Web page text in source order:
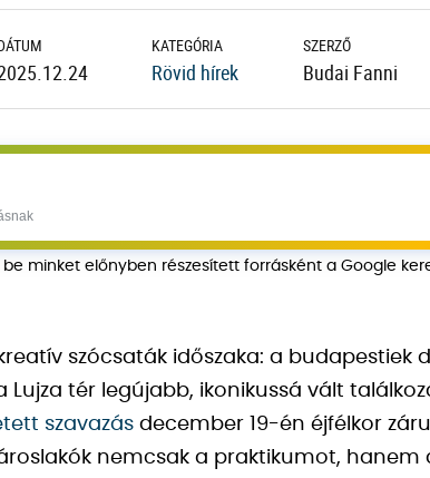
KATEGÓRIA
Rövid hírek
SZERZŐ
Budai Fanni
be minket előnyben részesített forrásként a Google
szócsaták időszaka: a budapestiek
tér legújabb, ikonikussá vált
szavazás december 19-én éjfélkor
nemcsak a praktikumot, hanem